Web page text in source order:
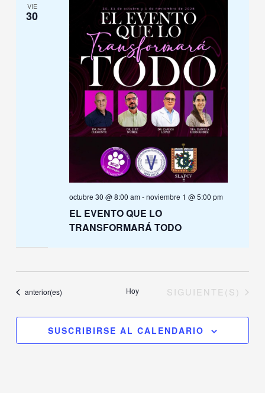
VIE
30
EL EVENTO QUE LO
TRANSFORMARÁ TODO
octubre 30 @ 8:00 am-noviembre 1 @ 5:00 pm
Eventos
anterior(es) Hoy EVENTOS
SIGUIENTE(S)
SUSCRIBIRSE AL CALENDARIO